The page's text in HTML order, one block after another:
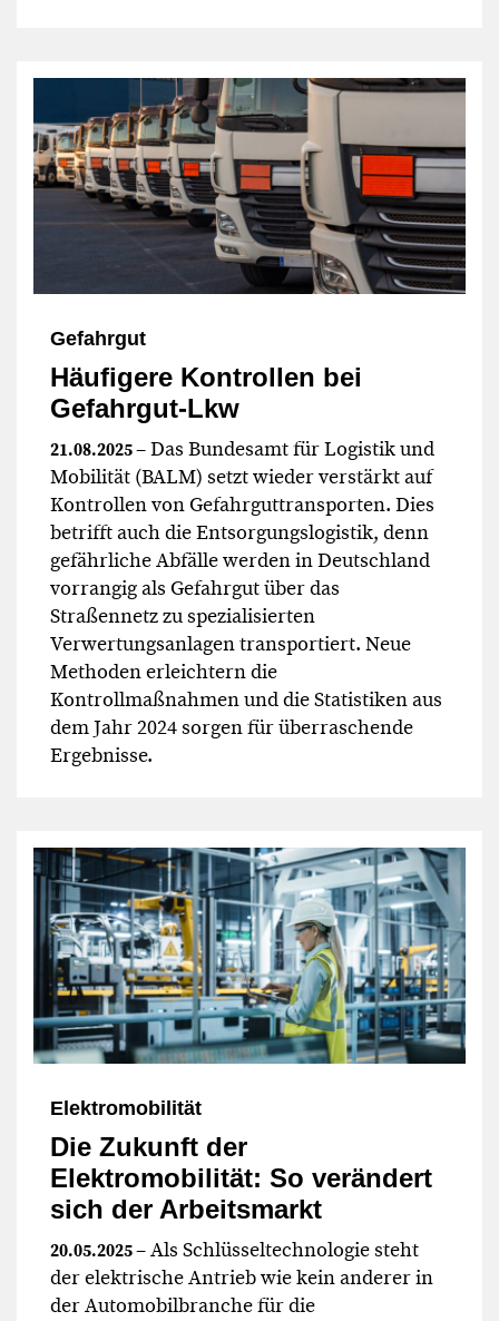
Gefahrgut
Häufigere Kontrollen bei
Gefahrgut-Lkw
21.08.2025– Das Bundesamt für Logistik und
Mobilität (BALM) setzt wieder verstärkt auf
Kontrollen von Gefahrguttransporten. Dies
betrifft auch die Entsorgungslogistik, denn
gefährliche Abfälle werden in Deutschland
vorrangig als Gefahrgut über das
Straßennetz zu spezialisierten
Verwertungsanlagen transportiert. Neue
Methoden erleichtern die
Kontrollmaßnahmen und die Statistiken aus
dem Jahr 2024 sorgen für überraschende
Ergebnisse.
Elektromobilität
Die Zukunft der
Elektromobilität: So verändert
sich der Arbeitsmarkt
20.05.2025– Als Schlüsseltechnologie steht
der elektrische Antrieb wie kein anderer in
der Automobilbranche für die